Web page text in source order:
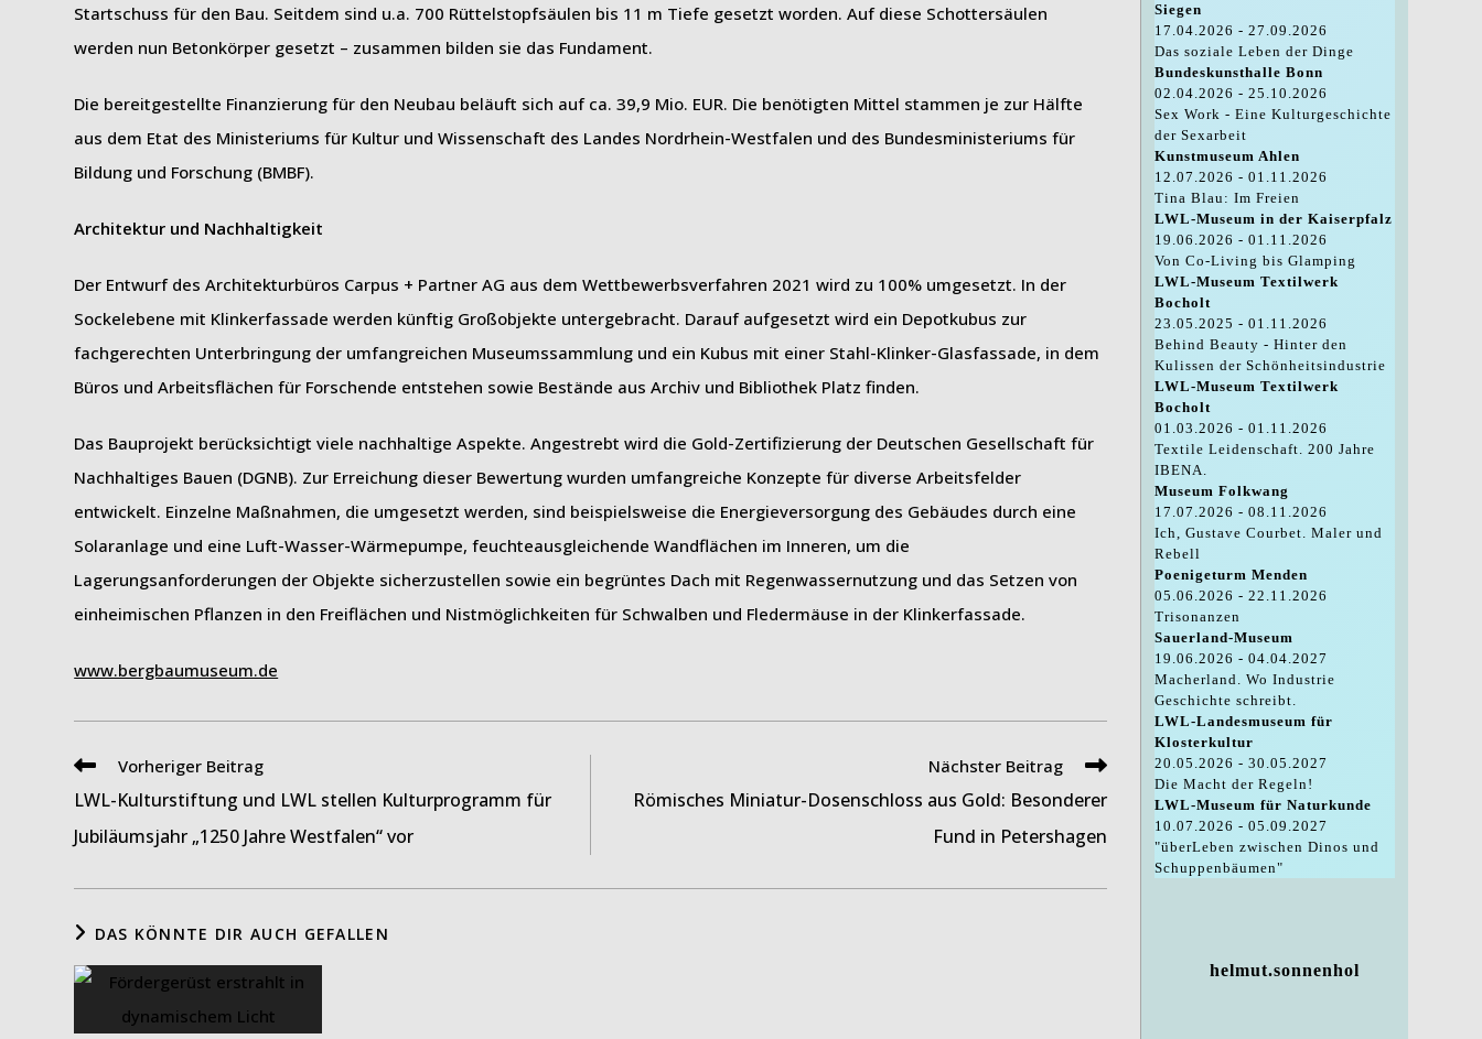
Startschuss für den Bau. Seitdem sind u.a. 700 Rüttelstopfsäulen bis 11 m Tiefe gesetzt worden. Auf diese Schottersäulen
werden nun Betonkörper gesetzt – zusammen bilden sie das Fundament.
Die bereitgestellte Finanzierung für den Neubau beläuft sich auf ca. 39,9 Mio. EUR. Die benötigten Mittel stammen je zur Hälfte
aus dem Etat des Ministeriums für Kultur und Wissenschaft des Landes Nordrhein-Westfalen und des Bundesministeriums für
Bildung und Forschung (BMBF).
Architektur und Nachhaltigkeit
Der Entwurf des Architekturbüros Carpus + Partner AG aus dem Wettbewerbsverfahren 2021 wird zu 100% umgesetzt. In der
Sockelebene mit Klinkerfassade werden künftig Großobjekte untergebracht. Darauf aufgesetzt wird ein Depotkubus zur
fachgerechten Unterbringung der umfangreichen Museumssammlung und ein Kubus mit einer Stahl-Klinker-Glasfassade, in dem
Büros und Arbeitsflächen für Forschende entstehen sowie Bestände aus Archiv und Bibliothek Platz finden.
Das Bauprojekt berücksichtigt viele nachhaltige Aspekte. Angestrebt wird die Gold-Zertifizierung der Deutschen Gesellschaft für
Nachhaltiges Bauen (DGNB). Zur Erreichung dieser Bewertung wurden umfangreiche Konzepte für diverse Arbeitsfelder
entwickelt. Einzelne Maßnahmen, die umgesetzt werden, sind beispielsweise die Energieversorgung des Gebäudes durch eine
Solaranlage und eine Luft-Wasser-Wärmepumpe, feuchteausgleichende Wandflächen im Inneren, um die
Lagerungsanforderungen der Objekte sicherzustellen sowie ein begrüntes Dach mit Regenwassernutzung und das Setzen von
einheimischen Pflanzen in den Freiflächen und Nistmöglichkeiten für Schwalben und Fledermäuse in der Klinkerfassade.
www.bergbaumuseum.de
Weitere
ansehen
Vorheriger Beitrag
LWL-Kulturstiftung und LWL stellen Kulturprogramm für
Jubiläumsjahr „1250 Jahre Westfalen“ vor
Nächster Beitrag
Römisches Miniatur-Dosenschloss aus Gold: Besonderer
Fund in Petershagen
DAS KÖNNTE DIR AUCH GEFALLEN
Siegen
17.04.2026 - 27.09.2026
Das soziale Leben der Dinge
Bundeskunsthalle Bonn
02.04.2026 - 25.10.2026
Sex Work - Eine Kulturgeschichte
der Sexarbeit
Kunstmuseum Ahlen
12.07.2026 - 01.11.2026
Tina Blau: Im Freien
LWL-Museum in der Kaiserpfalz
19.06.2026 - 01.11.2026
Von Co-Living bis Glamping
LWL-Museum Textilwerk
Bocholt
23.05.2025 - 01.11.2026
Behind Beauty - Hinter den
Kulissen der Schönheitsindustrie
LWL-Museum Textilwerk
Bocholt
01.03.2026 - 01.11.2026
Textile Leidenschaft. 200 Jahre
IBENA.
Museum Folkwang
17.07.2026 - 08.11.2026
Ich, Gustave Courbet. Maler und
Rebell
Poenigeturm Menden
05.06.2026 - 22.11.2026
Trisonanzen
Sauerland-Museum
19.06.2026 - 04.04.2027
Macherland. Wo Industrie
Geschichte schreibt.
LWL-Landesmuseum für
Klosterkultur
20.05.2026 - 30.05.2027
Die Macht der Regeln!
LWL-Museum für Naturkunde
10.07.2026 - 05.09.2027
"überLeben zwischen Dinos und
Schuppenbäumen"
helmut.sonnenhol